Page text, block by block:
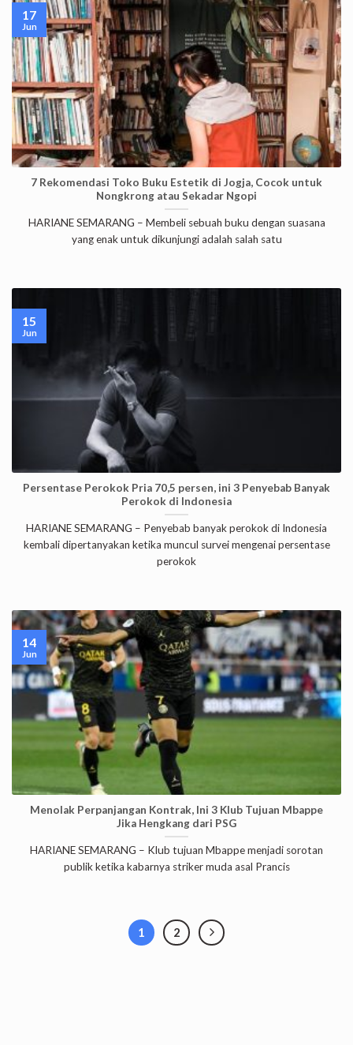
7 Rekomendasi Toko Buku Estetik di Jogja, Cocok untuk
Nongkrong atau Sekadar Ngopi
HARIANE SEMARANG – Membeli sebuah buku dengan suasana
yang enak untuk dikunjungi adalah salah satu
17
Jun
Persentase Perokok Pria 70,5 persen, ini 3 Penyebab Banyak
Perokok di Indonesia
HARIANE SEMARANG – Penyebab banyak perokok di Indonesia
kembali dipertanyakan ketika muncul survei mengenai persentase
perokok
15
Jun
Menolak Perpanjangan Kontrak, Ini 3 Klub Tujuan Mbappe
Jika Hengkang dari PSG
HARIANE SEMARANG – Klub tujuan Mbappe menjadi sorotan
publik ketika kabarnya striker muda asal Prancis
14
Jun
1 2